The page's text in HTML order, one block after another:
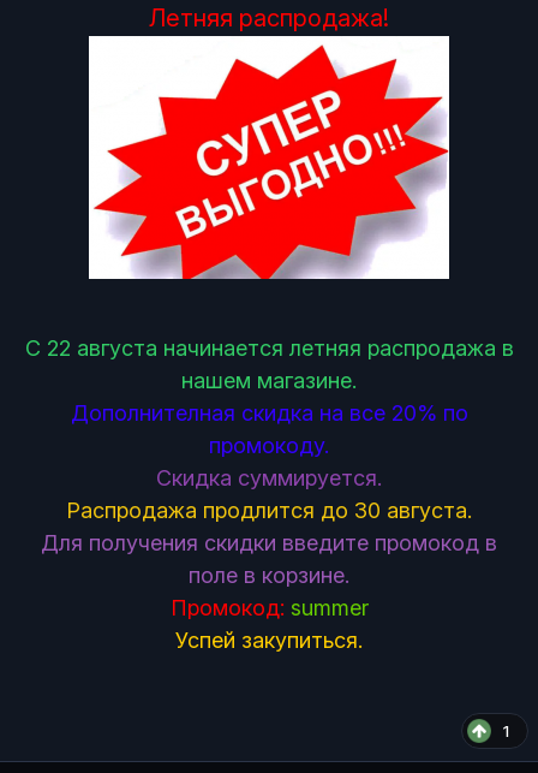
Летняя распродажа!
С 22 августа начинается летняя распродажа в
нашем магазине.
Дополнителная скидка на все 20% по
промокоду.
Скидка суммируется.
Распродажа продлится до 30 августа.
Для получения скидки введите промокод в
поле в корзине.
Промокод: summer
Успей закупиться.
1